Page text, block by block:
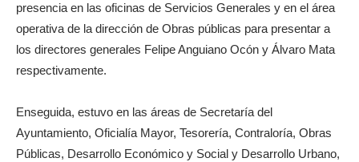
presencia en las oficinas de Servicios Generales y en el área
operativa de la dirección de Obras públicas para presentar a
los directores generales Felipe Anguiano Ocón y Álvaro Mata
respectivamente.
Enseguida, estuvo en las áreas de Secretaría del
Ayuntamiento, Oficialía Mayor, Tesorería, Contraloría, Obras
Públicas, Desarrollo Económico y Social y Desarrollo Urbano,